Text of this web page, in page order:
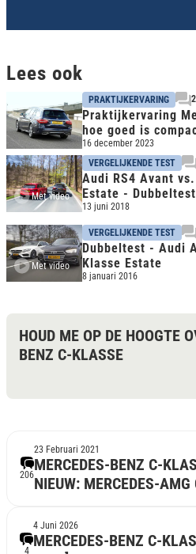
Lees ook
PRAKTIJKERVARING
Praktijkervaring
hoe goed is
16 december 2023
Met video
VERGELIJKENDE TEST
Audi RS4 Avant
Estate - Dubbeltest
13 juni 2018
Met video
VERGELIJKENDE TEST
Dubbeltest - Audi
Klasse Estate
8 januari 2016
HOUD ME OP DE HOOGTE
BENZ C-KLASSE
206
MERCEDES-BENZ C-
NIEUW: MERCEDES-
23 Februari 2021
4
MERCEDES-BENZ C-
4 Juni 2026